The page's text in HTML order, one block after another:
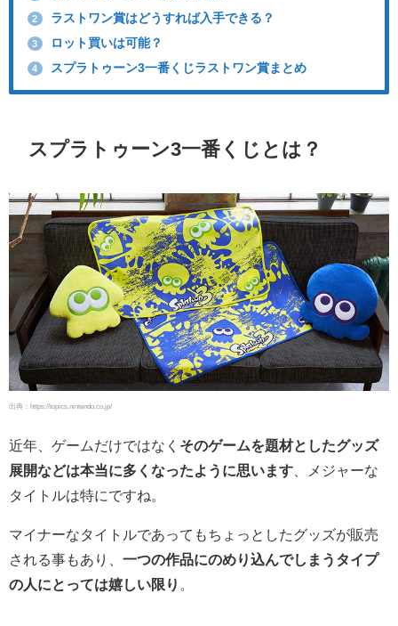
2 ラストワン賞はどうすれば入手できる？
3 ロット買いは可能？
4 スプラトゥーン3一番くじラストワン賞まとめ
スプラトゥーン3一番くじとは？
出典：https://topics.nintendo.co.jp/
近年、ゲームだけではなく そのゲームを題材としたグッズ
展開などは本当に多くなったように思います 、メジャーな
タイトルは特にですね。
マイナーなタイトルであってもちょっとしたグッズが販売
される事もあり、 一つの作品にのめり込んでしまうタイプ
の人にとっては嬉しい限り 。